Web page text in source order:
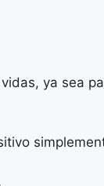
ya sea